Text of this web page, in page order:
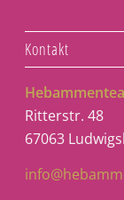
Kontakt
Ritterstr. 48
67063